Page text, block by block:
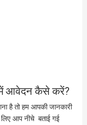
में आवेदन कैसे करें?
है तो हम आपकी जानकारी
आप नीचे बताई गई